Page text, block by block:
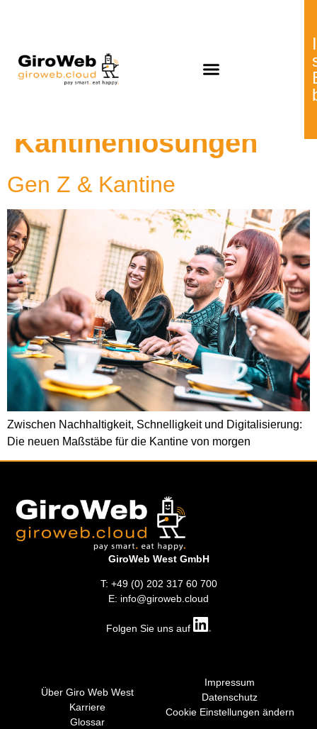
Kantinenlösungen
Gen Z & Kantine
Zwischen Nachhaltigkeit, Schnelligkeit und Digitalisierung:
Die neuen Maßstäbe für die Kantine von morgen
GiroWeb West GmbH
T: +49 (0) 202 317 60 700
E: info@giroweb.cloud
Folgen Sie uns auf
Über Giro Web West
Karriere
Glossar
Impressum
Datenschutz
Cookie Einstellungen ändern